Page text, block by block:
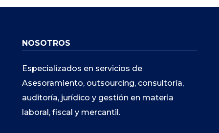
NOSOTROS
Especializados en servicios de
Asesoramiento, outsourcing, consultoría,
auditoría, jurídico y gestión en materia
laboral, fiscal y mercantil.